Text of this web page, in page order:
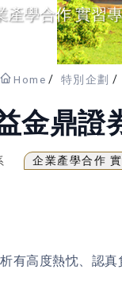
產學合作 實習
Home 特別企劃
金鼎
企業產學合作
有高度熱忱、認真